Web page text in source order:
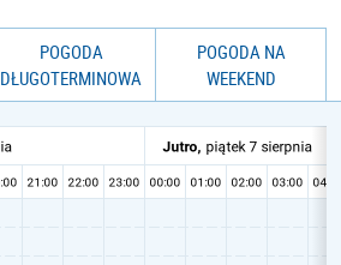
POGODA
DŁUGOTERMINOWA
POGODA NA
WEEKEND